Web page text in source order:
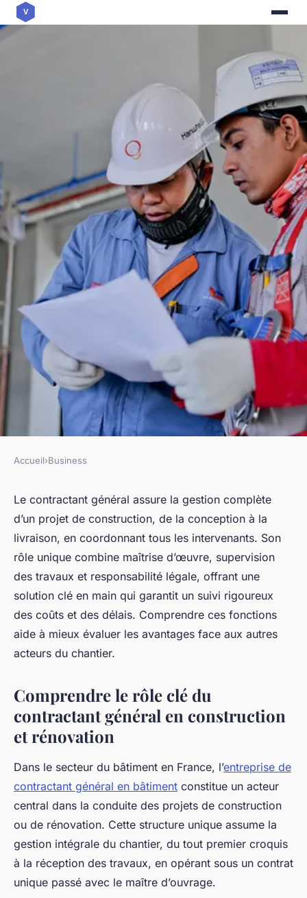
Comprendre le rôle clé du
contractant général en
construction
Alicia•31 juillet 2025•8 min de lecture
Accueil›Business
Le contractant général assure la gestion complète
d’un projet de construction, de la conception à la
livraison, en coordonnant tous les intervenants. Son
rôle unique combine maîtrise d’œuvre, supervision
des travaux et responsabilité légale, offrant une
solution clé en main qui garantit un suivi rigoureux
des coûts et des délais. Comprendre ces fonctions
aide à mieux évaluer les avantages face aux autres
acteurs du chantier.
Comprendre le rôle clé du
contractant général en construction
et rénovation
Dans le secteur du bâtiment en France, l’entreprise de
contractant général en bâtiment constitue un acteur
central dans la conduite des projets de construction
ou de rénovation. Cette structure unique assume la
gestion intégrale du chantier, du tout premier croquis
à la réception des travaux, en opérant sous un contrat
unique passé avec le maître d’ouvrage.